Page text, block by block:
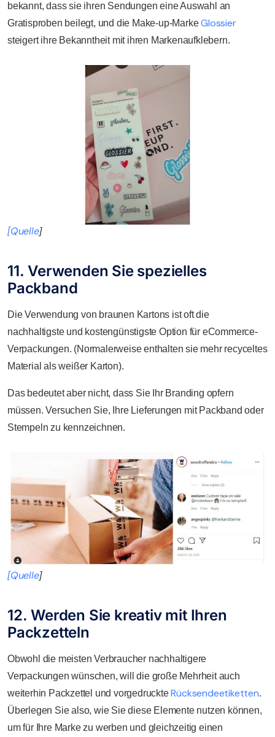
bekannt, dass sie ihren Sendungen eine Auswahl an
Gratisproben beilegt, und die Make-up-MarkeGlossier
steigert ihre Bekanntheit mit ihren Markenaufklebern.
[Quelle]
11. Verwenden Sie spezielles
Packband
Die Verwendung von braunen Kartons ist oft die
nachhaltigste und kostengünstigste Option für eCommerce-
Verpackungen. (Normalerweise enthalten sie mehr recyceltes
Material als weißer Karton).
Das bedeutet aber nicht, dass Sie Ihr Branding opfern
müssen. Versuchen Sie, Ihre Lieferungen mit Packband oder
Stempeln zu kennzeichnen.
[Quelle]
12. Werden Sie kreativ mit Ihren
Packzetteln
Obwohl die meisten Verbraucher nachhaltigere
Verpackungen wünschen, will die große Mehrheit auch
weiterhin Packzettel und vorgedruckteRücksendeetiketten.
Überlegen Sie also, wie Sie diese Elemente nutzen können,
um für Ihre Marke zu werben und gleichzeitig einen